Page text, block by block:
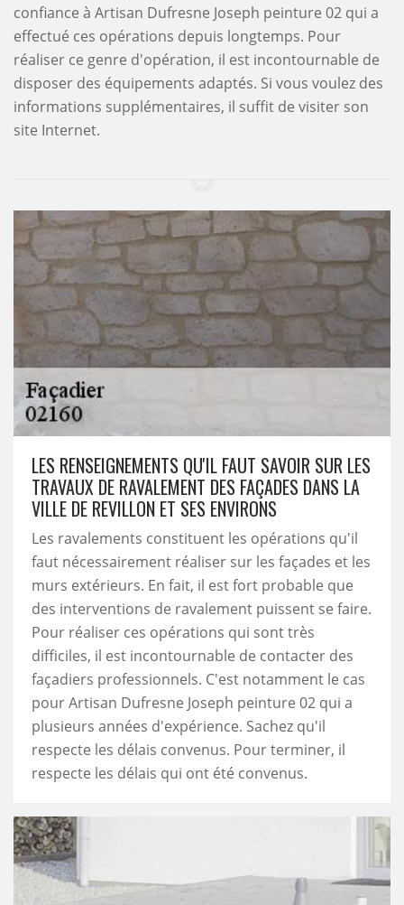
confiance à Artisan Dufresne Joseph peinture 02 qui a
effectué ces opérations depuis longtemps. Pour
réaliser ce genre d'opération, il est incontournable de
disposer des équipements adaptés. Si vous voulez des
informations supplémentaires, il suffit de visiter son
site Internet.
LES RENSEIGNEMENTS QU'IL FAUT SAVOIR SUR LES
TRAVAUX DE RAVALEMENT DES FAÇADES DANS LA
VILLE DE REVILLON ET SES ENVIRONS
Les ravalements constituent les opérations qu'il
faut nécessairement réaliser sur les façades et les
murs extérieurs. En fait, il est fort probable que
des interventions de ravalement puissent se faire.
Pour réaliser ces opérations qui sont très
difficiles, il est incontournable de contacter des
façadiers professionnels. C'est notamment le cas
pour Artisan Dufresne Joseph peinture 02 qui a
plusieurs années d'expérience. Sachez qu'il
respecte les délais convenus. Pour terminer, il
respecte les délais qui ont été convenus.